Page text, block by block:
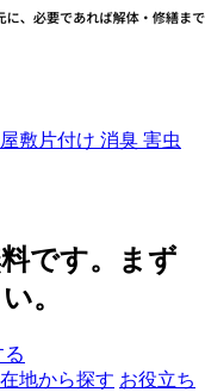
敷片付け 消臭 害虫
です。まず
。
地から探す お役立ち